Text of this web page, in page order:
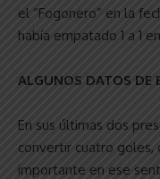
el “Fogonero” en la
había empatado 1 a 1
ALGUNOS DATOS DE
En sus últimas dos
convertir cuatro goles,
importante en ese